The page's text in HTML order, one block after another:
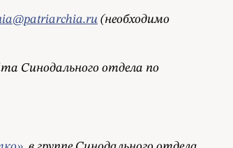
(необходимо
Синодального отдела по